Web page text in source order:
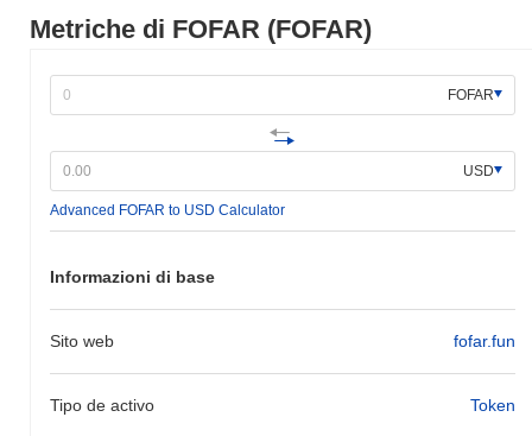
Metriche di FOFAR (FOFAR)
FOFAR
USD
Advanced FOFAR to USD Calculator
Informazioni di base
Sito web fofar.fun
Tipo de activo Token